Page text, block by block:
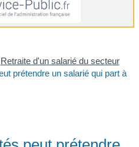
Retraite d'un salarié du secteur
prétendre un salarié qui part à